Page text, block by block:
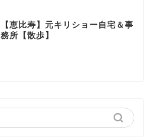
【恵比寿】元キリショー自宅＆事
務所【散歩】